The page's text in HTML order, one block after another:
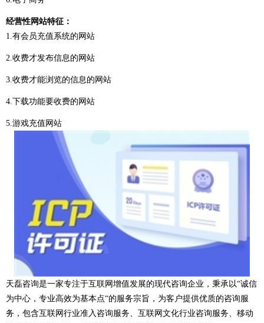
经营性网站特征：
1.有会员充值系统的网站
2.收费才发布信息的网站
3.收费才能浏览的信息的网站
4.下载功能要收费的网站
5.游戏充值网站
天磊咨询是一家专注于互联网增值发展的现代咨询企业，秉承以“诚信
为中心，专业高效为基本点“的服务宗旨，为客户提供优质的咨询服
务，包含互联网行业准入咨询服务、互联网文化行业咨询服务、移动